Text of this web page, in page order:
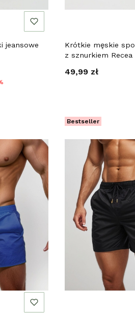
jeansowe
Krótkie męskie
z sznurkiem Recea
Cena
49,99 zł
Bestseller